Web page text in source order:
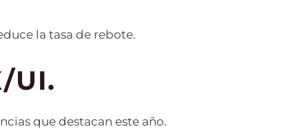
la tasa de rebote.
UI.
que destacan este año.